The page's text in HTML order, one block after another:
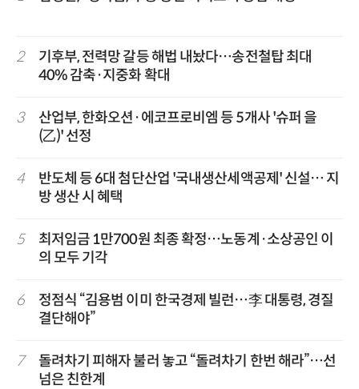
2
기후부, 전력망 갈등 해법 내놨다…송전철탑 최대
40% 감축·지중화 확대
3
산업부, 한화오션·에코프로비엠 등 5개사 '슈퍼 을
(乙)' 선정
4
반도체 등 6대 첨단산업 '국내생산세액공제' 신설… 지
방 생산 시 혜택
5
최저임금 1만700원 최종 확정…노동계·소상공인 이
의 모두 기각
6
정점식 “김용범 이미 한국경제 빌런…李 대통령, 경질
결단해야”
7
돌려차기 피해자 불러 놓고 “돌려차기 한번 해라”…선
넘은 친한계